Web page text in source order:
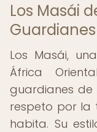
Los Masái
Los Masái,
África
guardianes
respeto por la
habita. Su